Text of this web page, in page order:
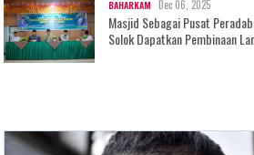
BAHARKAM Dec 06, 2025
Masjid Sebagai Pusat
Solok Dapatkan Pembinaan